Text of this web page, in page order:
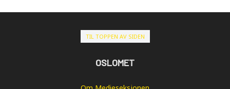
TIL TOPPEN AV SIDEN
OSLOMET